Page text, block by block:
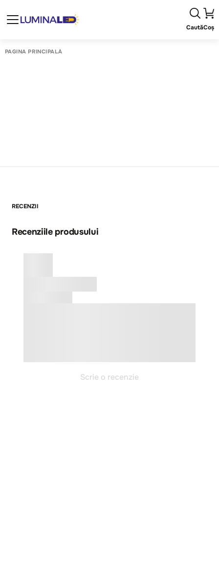
CautăCoș
PAGINA PRINCIPALĂ
RECENZII
Recenziile produsului
Scrie o recenzie